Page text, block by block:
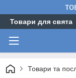
Товари для свята
Товари та